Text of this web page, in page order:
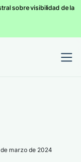
sobre visibilidad de la
marzo de 2024